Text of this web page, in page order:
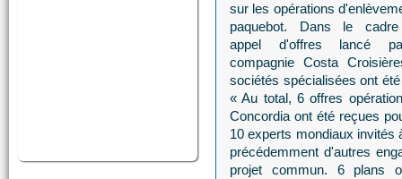
sur les opérations
paquebot. Dans le
appel d'offres lancé
compagnie Costa
sociétés spécialisées ont
« Au total, 6 offres
Concordia ont été reçues
10 experts mondiaux invités
précédemment d'autres
projet commun. 6 plans